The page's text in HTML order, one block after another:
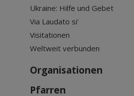
Ukraine: Hilfe und Gebet
Via Laudato si'
Visitationen
Weltweit verbunden
Organisationen
Pfarren